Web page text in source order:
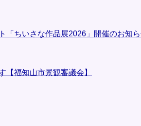
「ちいさな作品展2026」開催のお知
【福知山市景観審議会】